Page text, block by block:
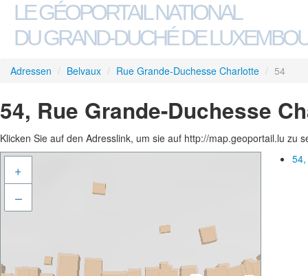
LE GÉOPORTAIL NATIONAL
DU GRAND-DUCHÉ DE
Adressen / Belvaux / Rue Grande-Duchesse Charlotte / 54
54, Rue Grande-Duchesse
Klicken Sie auf den Adresslink, um sie auf http://map.geoportail.lu zu
+
–